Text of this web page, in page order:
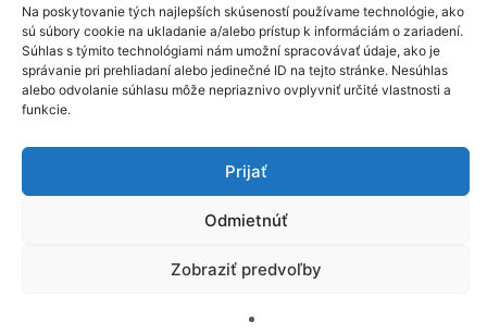
Na poskytovanie tých najlepších skúseností používame technológie, ako
sú súbory cookie na ukladanie a/alebo prístup k informáciám o zariadení.
Súhlas s týmito technológiami nám umožní spracovávať údaje, ako je
správanie pri prehliadaní alebo jedinečné ID na tejto stránke. Nesúhlas
alebo odvolanie súhlasu môže nepriaznivo ovplyvniť určité vlastnosti a
funkcie.
Prijať
Odmietnúť
Zobraziť predvoľby
Telefonický kontakt na odosielajúceho lekára (bez medzier a
znamienka plus, iba číslice)
Emailová adresa odosielajúceho lekára
Označením lekár prehlasuje, že pacienta vyšetril a považuje